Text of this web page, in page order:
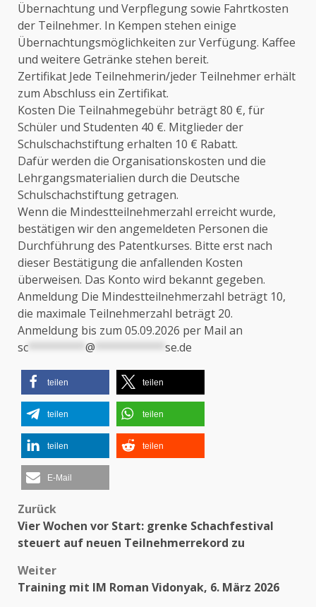
Übernachtung und Verpflegung sowie Fahrtkosten
der Teilnehmer. In Kempen stehen einige
Übernachtungsmöglichkeiten zur Verfügung. Kaffee
und weitere Getränke stehen bereit.
Zertifikat Jede Teilnehmerin/jeder Teilnehmer erhält
zum Abschluss ein Zertifikat.
Kosten Die Teilnahmegebühr beträgt 80 €, für
Schüler und Studenten 40 €. Mitglieder der
Schulschachstiftung erhalten 10 € Rabatt.
Dafür werden die Organisationskosten und die
Lehrgangsmaterialien durch die Deutsche
Schulschachstiftung getragen.
Wenn die Mindestteilnehmerzahl erreicht wurde,
bestätigen wir den angemeldeten Personen die
Durchführung des Patentkurses. Bitte erst nach
dieser Bestätigung die anfallenden Kosten
überweisen. Das Konto wird bekannt gegeben.
Anmeldung Die Mindestteilnehmerzahl beträgt 10,
die maximale Teilnehmerzahl beträgt 20.
Anmeldung bis zum 05.09.2026 per Mail an
sc
@ se.de
teilen teilen
teilen teilen
teilen teilen
E-Mail
Beitragsnavigation
Zurück
Vier Wochen vor Start: grenke Schachfestival
steuert auf neuen Teilnehmerrekord zu
Weiter
Training mit IM Roman Vidonyak, 6. März 2026